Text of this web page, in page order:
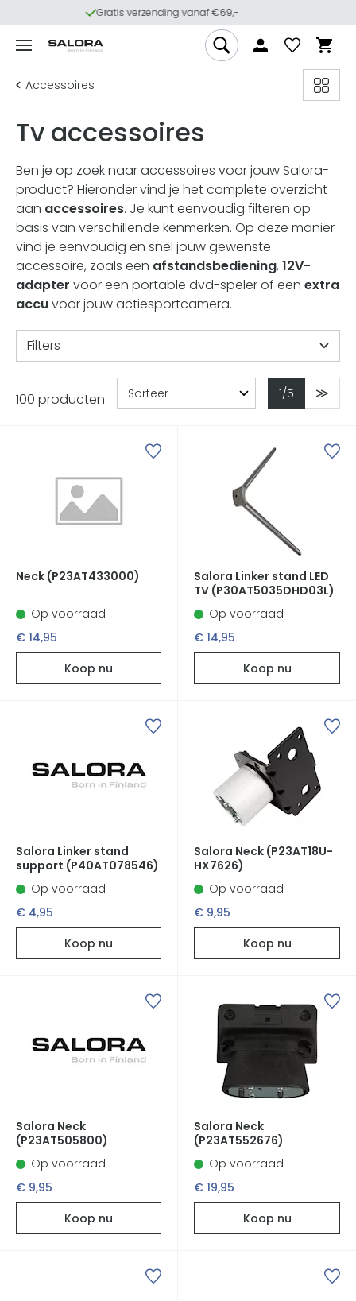
14 dagen retourneren
Accessoires
Tv accessoires
Ben je op zoek naar accessoires voor jouw Salora-
product? Hieronder vind je het complete overzicht
aan accessoires. Je kunt eenvoudig filteren op
basis van verschillende kenmerken. Op deze manier
vind je eenvoudig en snel jouw gewenste
accessoire, zoals een afstandsbediening, 12V-
adapter voor een portable dvd-speler of een extra
accuvoor jouw actiesportcamera.
Filters
100 producten 1/5
Neck (P23AT433000)
Op voorraad
€ 14,95
Koop nu
Salora Linker stand LED
TV (P30AT5035DHD03L)
Op voorraad
€ 14,95
Koop nu
Salora Linker stand
support (P40AT078546)
Op voorraad
€ 4,95
Koop nu
Salora Neck (P23AT18U­
HX7626)
Op voorraad
€ 9,95
Koop nu
Salora Neck
(P23AT505800)
Op voorraad
€ 9,95
Koop nu
Salora Neck
(P23AT552676)
Op voorraad
€ 19,95
Koop nu